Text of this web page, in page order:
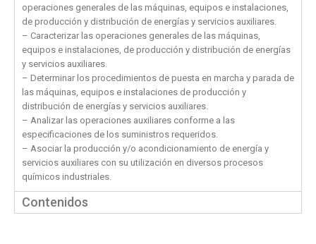
operaciones generales de las máquinas, equipos e instalaciones,
de producción y distribución de energías y servicios auxiliares.
– Caracterizar las operaciones generales de las máquinas,
equipos e instalaciones, de producción y distribución de energías
y servicios auxiliares.
– Determinar los procedimientos de puesta en marcha y parada de
las máquinas, equipos e instalaciones de producción y
distribución de energías y servicios auxiliares.
– Analizar las operaciones auxiliares conforme a las
especificaciones de los suministros requeridos.
– Asociar la producción y/o acondicionamiento de energía y
servicios auxiliares con su utilización en diversos procesos
químicos industriales.
Contenidos